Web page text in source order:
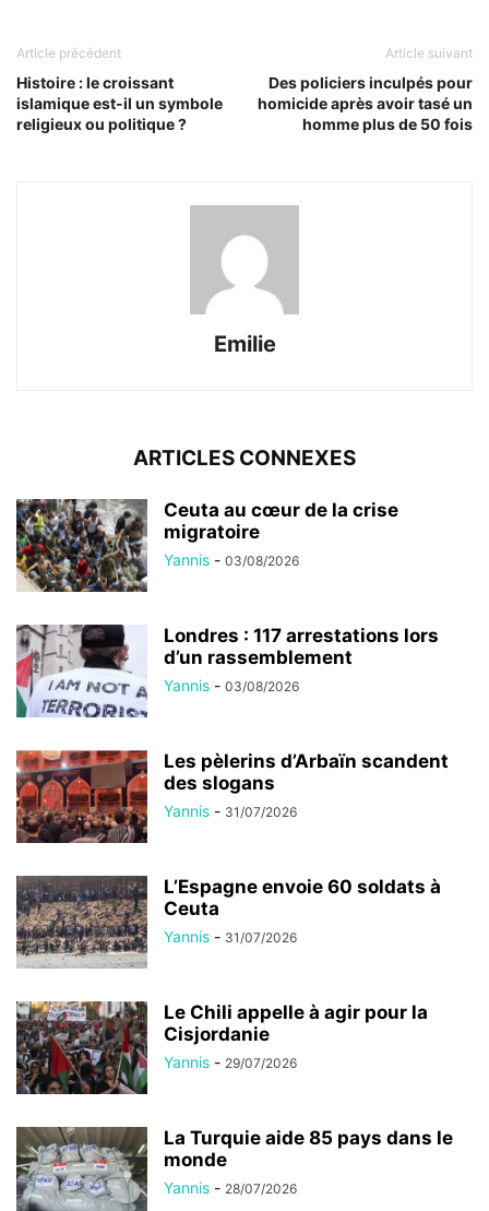
Article précédent
Histoire : le croissant
islamique est-il un symbole
religieux ou politique ?
Article suivant
Des policiers inculpés pour
homicide après avoir tasé un
homme plus de 50 fois
Emilie
ARTICLES CONNEXES
Ceuta au cœur de la crise
migratoire
Yannis - 03/08/2026
Londres : 117 arrestations lors
d’un rassemblement
Yannis - 03/08/2026
Les pèlerins d’Arbaïn scandent
des slogans
Yannis - 31/07/2026
L’Espagne envoie 60 soldats à
Ceuta
Yannis - 31/07/2026
Le Chili appelle à agir pour la
Cisjordanie
Yannis - 29/07/2026
La Turquie aide 85 pays dans le
monde
Yannis - 28/07/2026